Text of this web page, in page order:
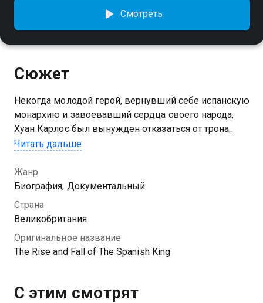
Смотреть
Сюжет
Некогда молодой герой, вернувший себе испанскую
монархию и завоевавший сердца своего народа,
Хуан Карлос был вынужден отказаться от трона
в 2014 году и покинуть собственную страну после
и супружеской измене.
Читать дальше
Жанр
Биография, Документальный
Страна
Великобритания
Оригинальное название
The Rise and Fall of The Spanish King
С этим смотрят